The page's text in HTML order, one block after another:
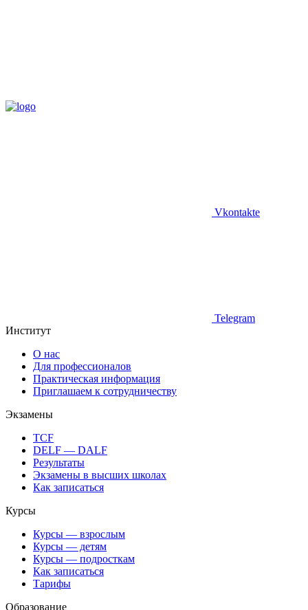
Vkontakte
Telegram
Институт
О нас
Для профессионалов
Практическая информация
Приглашаем к сотрудничеству
Экзамены
TCF
DELF — DALF
Результаты
Экзамены в высших школах
Как записаться
Курсы
Курсы — взрослым
Курсы — детям
Курсы — подросткам
Как записаться
Тарифы
Образование